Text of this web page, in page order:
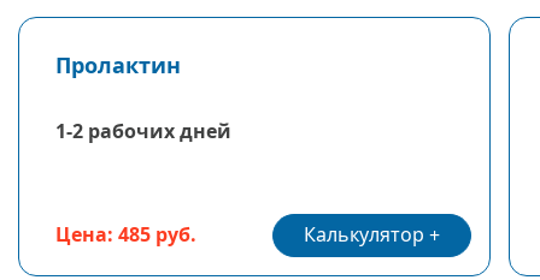
Пролактин
1-2 рабочих дней
Цена: 485 руб. Калькулятор